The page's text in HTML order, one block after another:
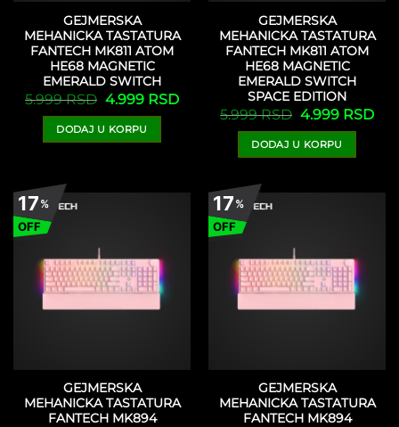
GEJMERSKA
MEHANICKA TASTATURA
FANTECH MK811 ATOM
HE68 MAGNETIC
EMERALD SWITCH
5.999RSD
Originalna
cena
je
bila:
5.999 RSD.
4.999 RSDTrenutna
cena
4.999 RSD.
DODAJ U KORPU
GEJMERSKA
MEHANICKA TASTATURA
FANTECH MK811 ATOM
HE68 MAGNETIC
EMERALD SWITCH
SPACE EDITION
5.999RSD
Originalna
cena
je
bila:
5.999 RSD.
4.999 RSD
DODAJ U KORPU
17%
OFF
GEJMERSKA
MEHANICKA TASTATURA
FANTECH MK894
17%
OFF
GEJMERSKA
MEHANICKA TASTATURA
FANTECH MK894